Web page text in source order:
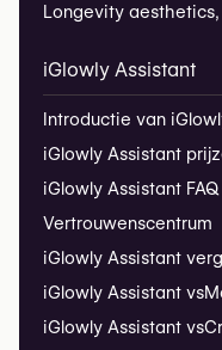
Longevity
iGlowly Assistant
Introductie van
iGlowly Assistant
iGlowly Assistant FAQ
Vertrouwenscentrum
iGlowly Assistant
iGlowly Assistant vs
iGlowly Assistant vs